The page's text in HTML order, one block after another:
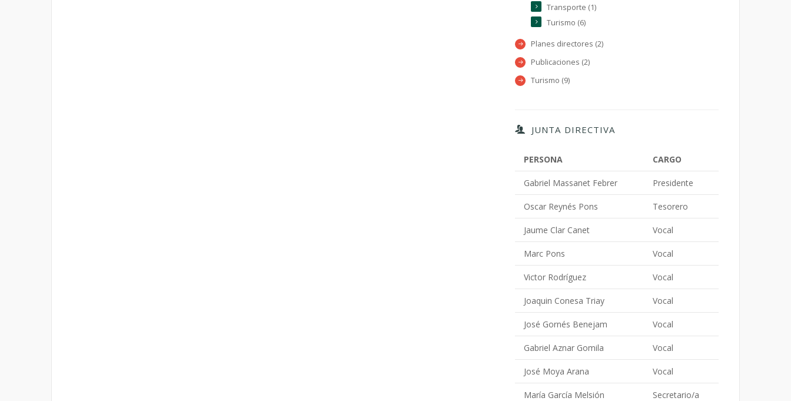
Transporte (1)
Turismo (6)
Planes directores (2)
Publicaciones (2)
Turismo (9)
JUNTA DIRECTIVA
PERSONA CARGO
Gabriel Massanet Febrer Presidente
Oscar Reynés Pons Tesorero
Jaume Clar Canet Vocal
Marc Pons Vocal
Victor Rodríguez Vocal
Joaquin Conesa Triay Vocal
José Gornés Benejam Vocal
Gabriel Aznar Gomila Vocal
José Moya Arana Vocal
María García Melsión Secretario/a